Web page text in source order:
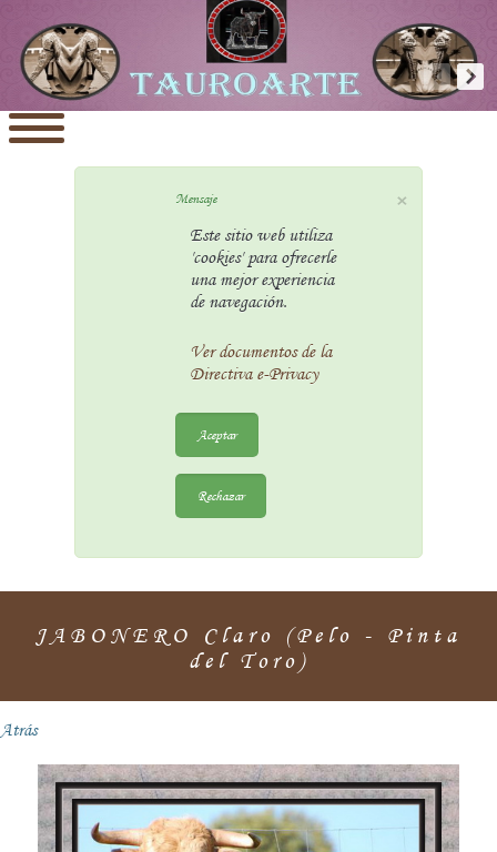
×
Mensaje
Este sitio web utiliza
'cookies' para ofrecerle
una mejor experiencia
de navegación.
Ver documentos de la
Directiva e-Privacy
Aceptar
Rechazar
JABONERO Claro (Pelo - Pinta
del Toro)
Atrás